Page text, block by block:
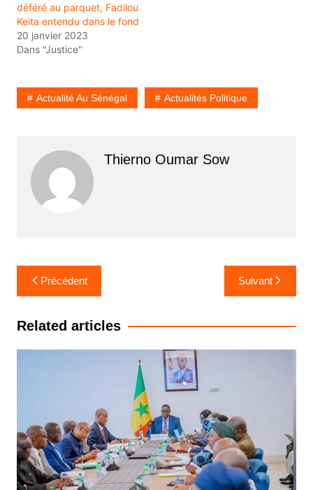
déféré au parquet, Fadilou
Keita entendu dans le fond
20 janvier 2023
Dans "Justice"
Actualité Au Sénégal Actualités Politique
Thierno Oumar Sow
Navigation
de
l’article
Précédent Suivant
Related articles